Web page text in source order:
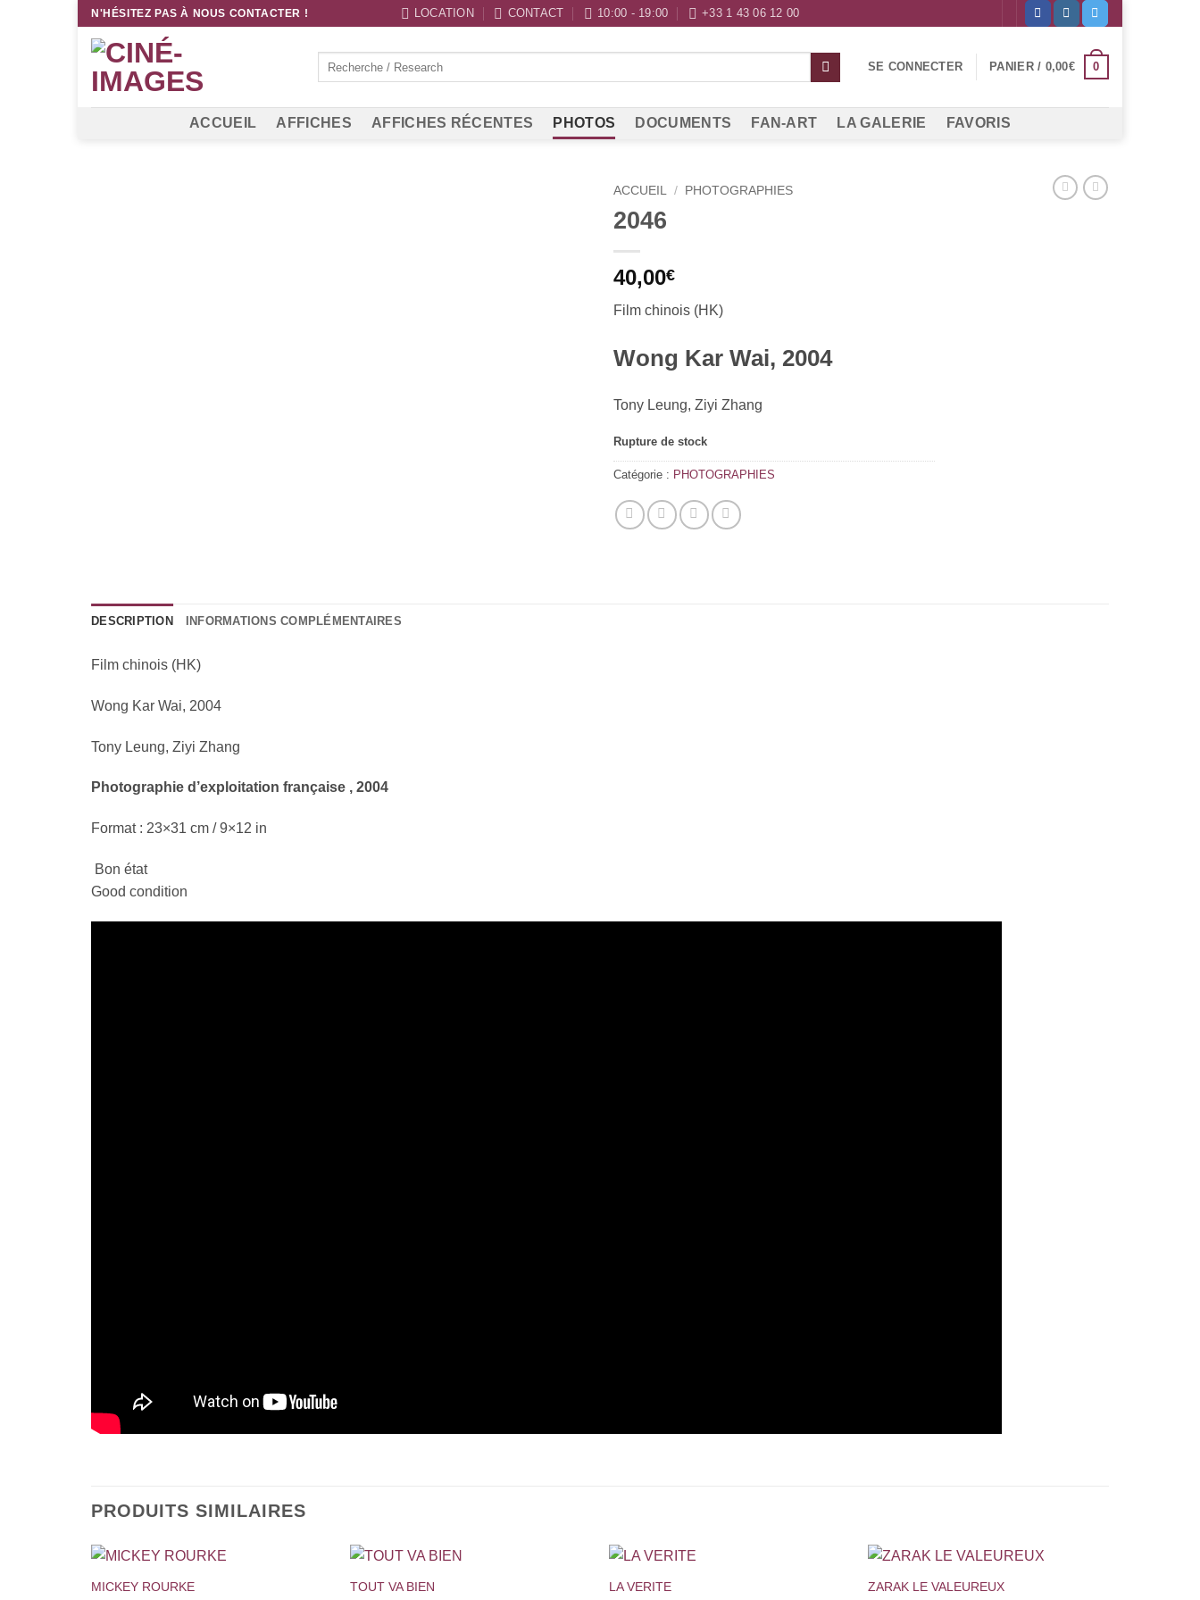
Passer
contenu
N'HÉSITEZ PAS À NOUS CONTACTER ! LOCATION CONTACT 10:00 - 19:00 +33 1 43 06 12 00
SE CONNECTER PANIER / 0,00€ 0
ACCUEIL AFFICHES AFFICHES RÉCENTES PHOTOS DOCUMENTS FAN-ART LA GALERIE FAVORIS
ACCUEIL / PHOTOGRAPHIES
2046
40,00€
Film chinois (HK)
Wong Kar Wai, 2004
Tony Leung, Ziyi Zhang
Rupture de stock
Catégorie : PHOTOGRAPHIES
DESCRIPTION INFORMATIONS COMPLÉMENTAIRES
Film chinois (HK)
Wong Kar Wai, 2004
Tony Leung, Ziyi Zhang
Photographie d’exploitation française , 2004
Format : 23×31 cm / 9×12 in
Bon état
Good condition
PRODUITS SIMILAIRES
+
MICKEY ROURKE
+
TOUT VA BIEN
+
LA VERITE
+
ZARAK LE VALEUREUX